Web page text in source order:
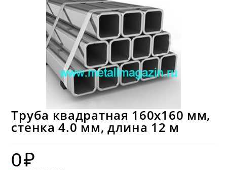
Труба квадратная 160х160 мм,
стенка 4.0 мм, длина 12 м
0₽